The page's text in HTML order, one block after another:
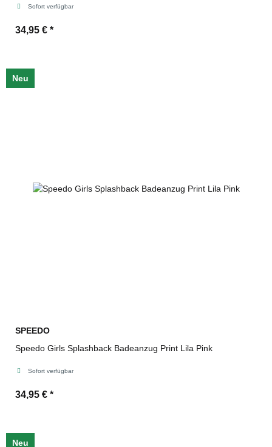
Sofort verfügbar
34,95 € *
Neu
SPEEDO
Speedo Girls Splashback Badeanzug Print Lila Pink
Sofort verfügbar
34,95 € *
Neu